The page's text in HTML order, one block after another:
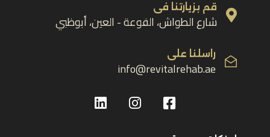
قم بزيارتنا فى
شارع الطواش، الفوعة - العين، أبوظبي
راسلنا على
info@revitalrehab.ae